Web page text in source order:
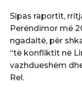
Sipas raportit,
Perëndimor më
ngadaltë, për
“të konfliktit në
vazhdueshëm
Rel.